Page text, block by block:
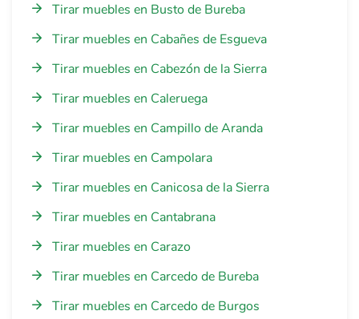
Tirar muebles en Busto de Bureba
Tirar muebles en Cabañes de Esgueva
Tirar muebles en Cabezón de la Sierra
Tirar muebles en Caleruega
Tirar muebles en Campillo de Aranda
Tirar muebles en Campolara
Tirar muebles en Canicosa de la Sierra
Tirar muebles en Cantabrana
Tirar muebles en Carazo
Tirar muebles en Carcedo de Bureba
Tirar muebles en Carcedo de Burgos